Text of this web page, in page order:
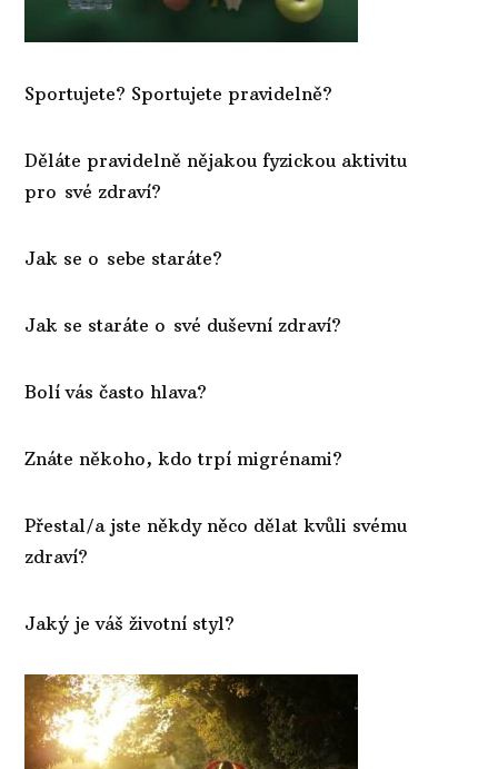
Sportujete? Sportujete pravidelně?
Děláte pravidelně nějakou fyzickou aktivitu
pro své zdraví?
Jak se o sebe staráte?
Jak se staráte o své duševní zdraví?
Bolí vás často hlava?
Znáte někoho, kdo trpí migrénami?
Přestal/a jste někdy něco dělat kvůli svému
zdraví?
Jaký je váš životní styl?